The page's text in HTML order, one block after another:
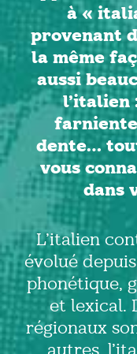
à «
provenant
la même
aussi
l’italien
dente…
vous
dans
L’italien
évolué
phonétique,
et lexical.
régionaux